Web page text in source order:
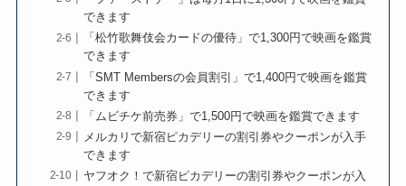
できます
「松竹歌舞伎会カードの優待」で1,300円で映画を鑑賞
できます
「SMT Membersの会員割引」で1,400円で映画を鑑賞
できます
「ムビチケ前売券」で1,500円で映画を鑑賞できます
メルカリで新宿ピカデリーの割引券やクーポンが入手
できます
ヤフオク！で新宿ピカデリーの割引券やクーポンが入